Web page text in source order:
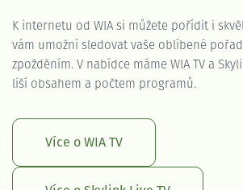
K internetu od WIA si můžete pořídit i
vám umožní sledovat vaše oblíbené
zpožděním. V nabídce máme WIA TV a
liší obsahem a počtem programů.
Více o WIA TV